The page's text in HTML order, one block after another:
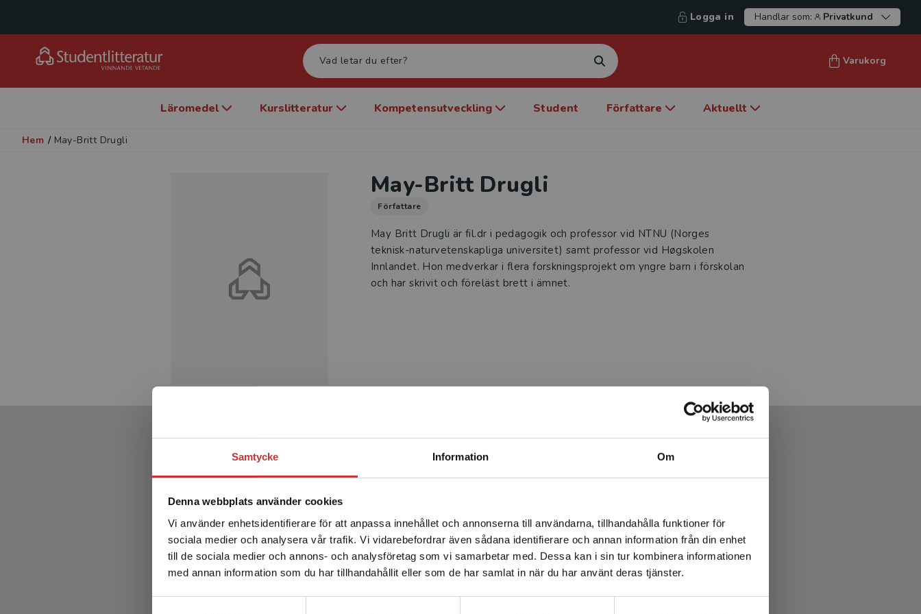
Samtycke Information Om
Denna webbplats använder cookies
Vi använder enhetsidentifierare för att anpassa innehållet och annonserna till användarna, tillhandahålla funktioner för
sociala medier och analysera vår trafik. Vi vidarebefordrar även sådana identifierare och annan information från din enhet
till de sociala medier och annons- och analysföretag som vi samarbetar med. Dessa kan i sin tur kombinera informationen
med annan information som du har tillhandahållit eller som de har samlat in när du har använt deras tjänster.
Begränsad fraktregion
Det verkar som att du besöker studentlitteratur.se via en
enhet utanför Sverige. Vi erbjuder inte leveranser utanför
Sverige. För att kunna slutföra ett köp måste
leveransadressen vara i Sverige.Läs mer
Logga in Handlar som: Privatkund
Varukorg
Läromedel Kurslitteratur Kompetensutveckling Student Författare Aktuellt
Hem / May-Britt Drugli
May-Britt Drugli
Författare
May Britt Drugli är fil.dr i pedagogik och professor vid NTNU (Norges
teknisk-naturvetenskapliga universitet) samt professor vid Høgskolen
Innlandet. Hon medverkar i flera forskningsprojekt om yngre barn i förskolan
och har skrivit och föreläst brett i ämnet.
Produkter